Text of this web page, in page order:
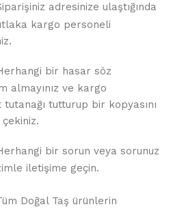
adresinize ulaştığında
kargo personeli
bir hasar söz
almayınız ve kargo
tutturup bir kopyasını
bir sorun veya sorunuz
iletişime geçin.
Doğal Taş ürünlerin